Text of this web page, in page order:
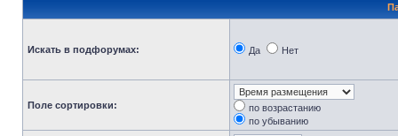
Искать в подфорумах: Да Нет
Поле сортировки:
по возрастанию
по убыванию